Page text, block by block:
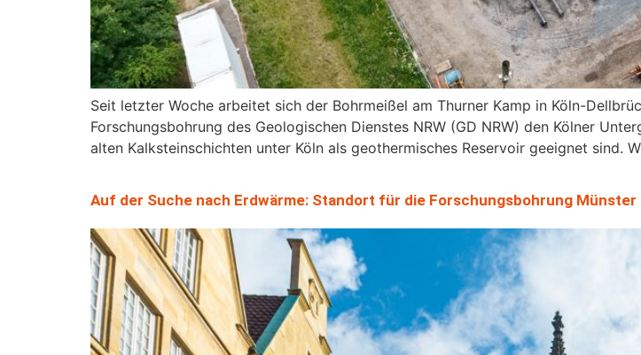
Seit letzter Woche arbeitet sich der Bohrmeißel am Thurner Kamp in Köln-
Forschungsbohrung des Geologischen Dienstes NRW (GD NRW) den Kölner
alten Kalksteinschichten unter Köln als geothermisches Reservoir geeignet sind.
Auf der Suche nach Erdwärme: Standort für die Forschungsbohrung